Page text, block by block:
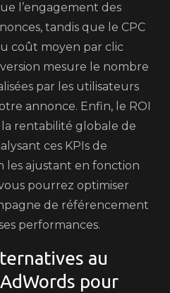
l’engagement des
tandis que le CPC
coût moyen par clic
mesure le nombre
par les utilisateurs
annonce. Enfin, le ROI
rentabilité globale de
ces KPIs de
les ajustant en fonction
pourrez optimiser
de référencement
performances.
au
pour